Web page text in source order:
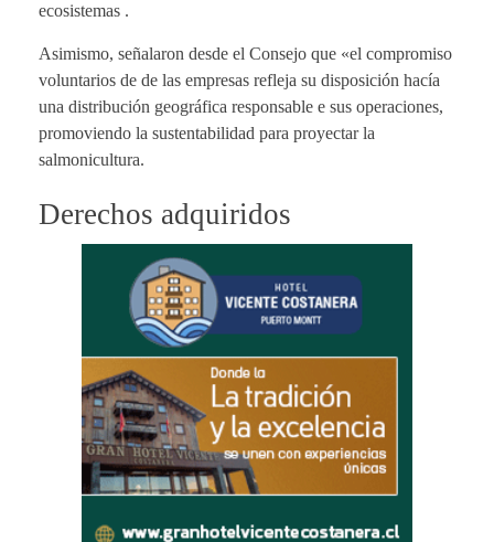
ecosistemas .
Asimismo, señalaron desde el Consejo que «el compromiso
voluntarios de de las empresas refleja su disposición hacía
una distribución geográfica responsable e sus operaciones,
promoviendo la sustentabilidad para proyectar la
salmonicultura.
Derechos adquiridos